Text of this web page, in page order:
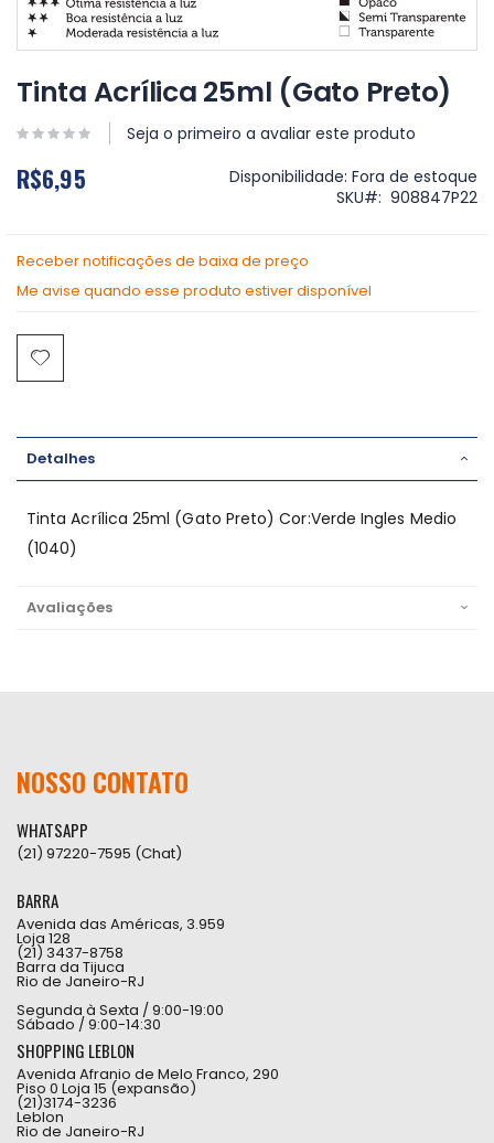
para
o
da
de
Tinta Acrílica 25ml (Gato Preto)
Seja o primeiro a avaliar este produto
R$6,95 Disponibilidade: Fora de estoque
SKU
908847P22
Receber notificações de baixa de preço
Me avise quando esse produto estiver disponível
Detalhes
Tinta Acrílica 25ml (Gato Preto) Cor:Verde Ingles Medio
(1040)
Avaliações
NOSSO CONTATO
WHATSAPP
(21) 97220-7595 (Chat)
BARRA
Avenida das Américas, 3.959
Loja 128
(21) 3437-8758
Barra da Tijuca
Rio de Janeiro-RJ
Segunda à Sexta / 9:00-19:00
Sábado / 9:00-14:30
SHOPPING LEBLON
Avenida Afranio de Melo Franco, 290
Piso 0 Loja 15 (expansão)
(21)3174-3236
Leblon
Rio de Janeiro-RJ